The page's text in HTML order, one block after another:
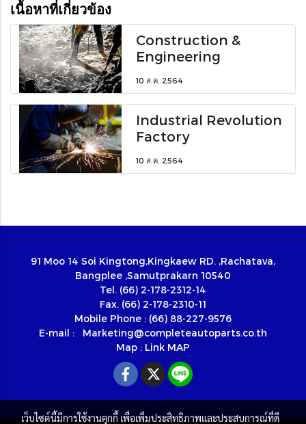
เนื้อหาที่เกี่ยวข้อง
Construction &
Engineering
10 ส.ค. 2564
Industrial Revolution
Factory
10 ส.ค. 2564
91 Moo 14 Soi Kingtong,Kingkaew RD. ,Rachatava,
Bangplee ,Samutprakarn 10540
Tel. (66) 2-178-2312-14
Fax. (66) 2-178-2310-11
Mobile Phone : (66) 88-227-9576
E-mail : Marketing@completeautoparts.co.th
Map : Link MAP
เว็บไซต์นี้มีการใช้งานคุกกี้ เพื่อเพิ่มประสิทธิภาพและประสบการณ์ที่ดี